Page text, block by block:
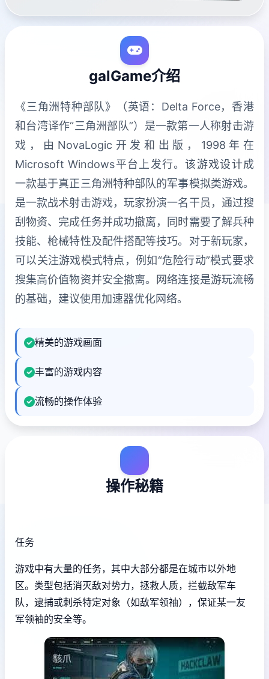
galGame介绍
《三角洲特种部队》（英语：Delta Force，香港
和台湾译作“三角洲部队”）是一款第一人称射击游
戏，由NovaLogic开发和出版，1998年在
Microsoft Windows平台上发行。该游戏设计成
一款基于真正三角洲特种部队的军事模拟类游戏。
是一款战术射击游戏，玩家扮演一名干员，通过搜
刮物资、完成任务并成功撤离，同时需要了解兵种
技能、枪械特性及配件搭配等技巧。对于新玩家，
可以关注游戏模式特点，例如“危险行动”模式要求
搜集高价值物资并安全撤离。网络连接是游玩流畅
的基础，建议使用加速器优化网络。
精美的游戏画面
丰富的游戏内容
流畅的操作体验
操作秘籍
任务
游戏中有大量的任务，其中大部分都是在城市以外地
区。类型包括消灭敌对势力，拯救人质，拦截敌军车
队，逮捕或刺杀特定对象（如敌军领袖），保证某一友
军领袖的安全等。